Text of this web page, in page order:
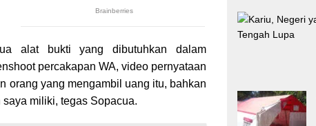
alat bukti yang dibutuhkan dalam
percakapan WA, video pernyataan
orang yang mengambil uang itu, bahkan
miliki, tegas Sopacua.